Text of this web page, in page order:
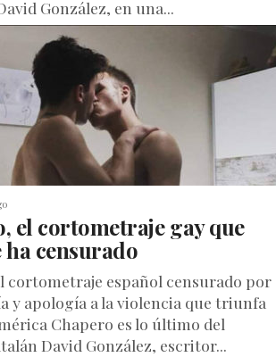
González, en una...
el cortometraje gay que
ha censurado
cortometraje español censurado por
y apología a la violencia que triunfa
Chapero es lo último del
David González, escritor...